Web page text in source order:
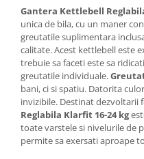
Gantera Kettlebell
unica de bila, cu un maner
greutatile suplimentara
calitate. Acest kettlebell este
trebuie sa faceti este sa
greutatile individuale.
bani, ci si spatiu. Datorita
invizibile. Destinat dezvoltarii
Reglabila Klarfit 16-24 kg
toate varstele si nivelurile de
permite sa exersati aproape